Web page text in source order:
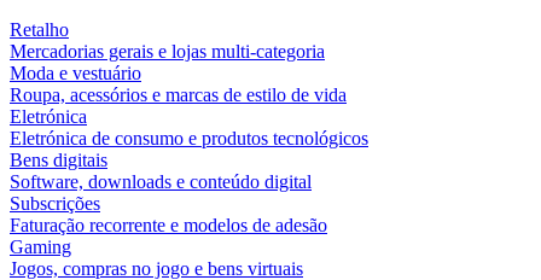
Retalho
Mercadorias gerais e lojas multi-categoria
Moda e vestuário
Roupa, acessórios e marcas de estilo de vida
Eletrónica
Eletrónica de consumo e produtos tecnológicos
Bens digitais
Software, downloads e conteúdo digital
Subscrições
Faturação recorrente e modelos de adesão
Gaming
Jogos, compras no jogo e bens virtuais